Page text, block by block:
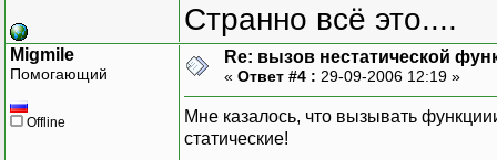
Странно всё это....
Migmile
Помогающий
Offline
Re: вызов нестатической
« Ответ #4 : 29-09-2006 12:19 »
Мне казалось, что вызывать
статические!